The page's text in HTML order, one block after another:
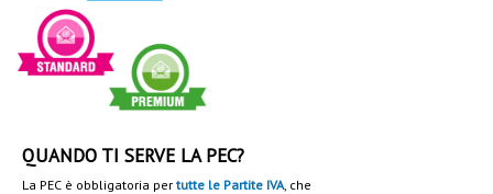
QUANDO TI SERVE LA PEC?
La PEC è obbligatoria per tutte le Partite IVA , che